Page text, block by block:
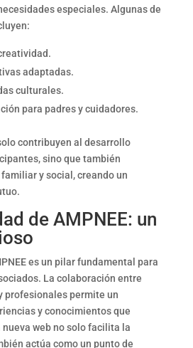
especiales. Algunas de
adaptadas.
culturales.
para padres y cuidadores.
contribuyen al desarrollo
sino que también
y social, creando un
de AMPNEE: un
es un pilar fundamental para
La colaboración entre
profesionales permite un
y conocimientos que
web no solo facilita la
actúa como un punto de